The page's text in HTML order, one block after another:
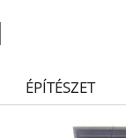
ÉPÍTÉSZET